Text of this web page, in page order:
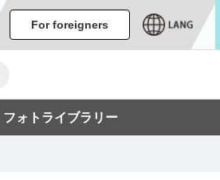
・みやげ宿泊 アクセス
For foreigners
フォトライブラリー